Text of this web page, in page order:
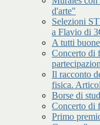
d'arte"
Selezioni
a Flavio di
A tutti
Concerto di
Il racconto
fisica.
Borse di
Concerto di
Primo